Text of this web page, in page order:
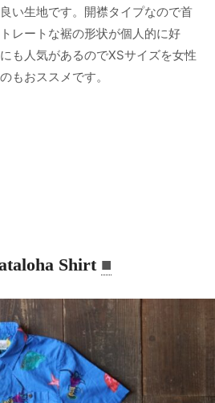
い生地です。開襟タイプなので首
レートな裾の形状が個人的に好
も人気があるのでXSサイズを女性
もおススメです。
Shirt ■